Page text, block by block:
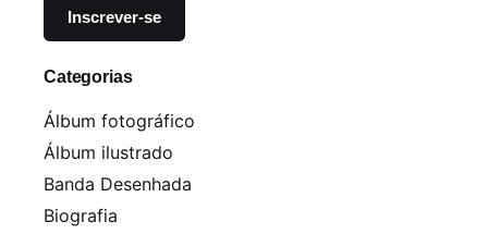
Categorias
Álbum fotográfico
Álbum ilustrado
Banda Desenhada
Biografia